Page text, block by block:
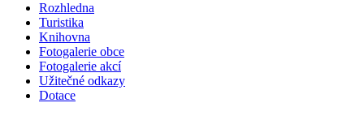
Rozhledna
Turistika
Knihovna
Fotogalerie obce
Fotogalerie akcí
Užitečné odkazy
Dotace